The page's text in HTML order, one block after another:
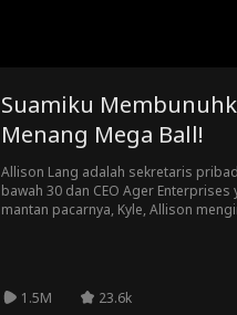
Suamiku
Menang Mega Ball!
Allison Lang adalah sekretaris
bawah 30 dan CEO Ager
mantan pacarnya, Kyle, Allison
memecatnya... ataukah rahasia dari
1.5M 23.6k